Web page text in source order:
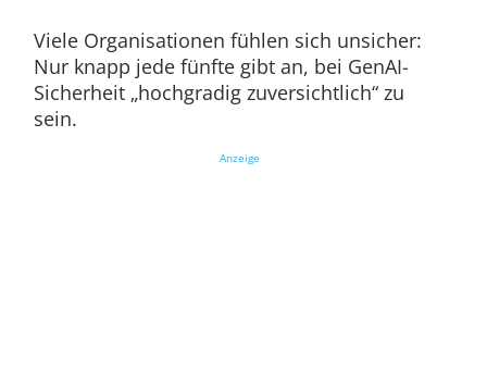
Viele Organisationen fühlen sich unsicher:
Nur knapp jede fünfte gibt an, bei GenAI-
Sicherheit „hochgradig zuversichtlich“ zu
sein.
Anzeige